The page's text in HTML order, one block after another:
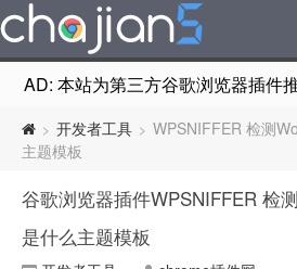
AD: 本站为第三方谷歌浏览器插件
> 开发者工具 > WPSNIFFER 检测
主题模板
谷歌浏览器插件WPSNIFFER 检
是什么主题模板